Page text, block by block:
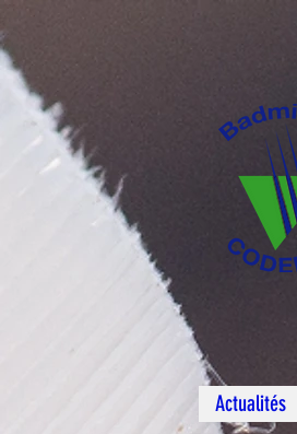
Actualités